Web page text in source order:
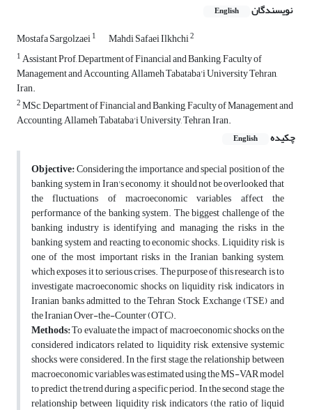
نویسندگان English
Mostafa Sargolzaei1 Mahdi Safaei Ilkhchi2
1Assistant Prof, Department of Financial and Banking, Faculty of
Management and Accounting, Allameh Tabataba'i University Tehran,
Iran.
2MSc, Department of Financial and Banking, Faculty of Management and
Accounting, Allameh Tabataba'i University, Tehran, Iran.
چکیده
English
Objective:Considering the importance and special position of the
banking system in Iran's economy, it should not be overlooked that
the fluctuations of macroeconomic variables affect the
performance of the banking system. The biggest challenge of the
banking industry is identifying and managing the risks in the
banking system and reacting to economic shocks. Liquidity risk is
one of the most important risks in the Iranian banking system,
which exposes it to serious crises.The purpose of this research is to
investigate macroeconomic shocks on liquidity risk indicators in
Iranian banks admitted to the Tehran Stock Exchange (TSE) and
the Iranian Over-the-Counter (OTC).
Methods:To evaluate the impact of macroeconomic shocks on the
considered indicators related to liquidity risk, extensive systemic
shocks were considered. In the first stage,the relationship between
macroeconomic variables was estimated using the MS-VAR model
to predict the trend during a specific period.In the second stage, the
relationship between liquidity risk indicators (the ratio of liquid